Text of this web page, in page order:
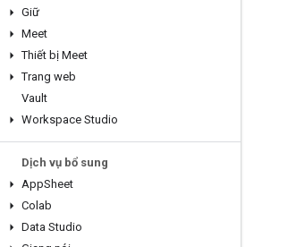
Giữ
Meet
Thiết bị Meet
Trang web
Vault
Workspace Studio
Dịch vụ bổ sung
AppSheet
Colab
Data Studio